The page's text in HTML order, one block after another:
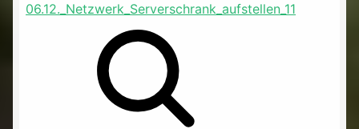
06.12._Netzwerk_Serverschrank_aufstellen_11